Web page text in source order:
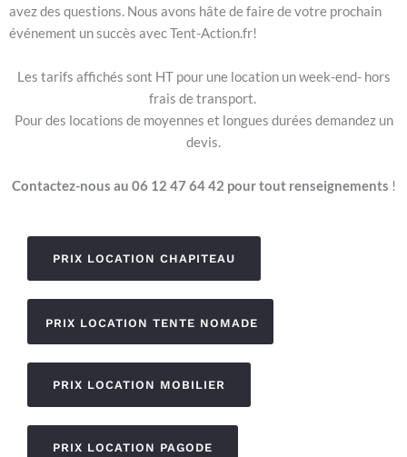
avez des questions. Nous avons hâte de faire de votre prochain
événement un succès avec Tent-Action.fr!
Les tarifs affichés sont HT pour une location un week-end- hors
frais de transport.
Pour des locations de moyennes et longues durées demandez un
devis.
Contactez-nous au 06 12 47 64 42 pour tout renseignements !
PRIX LOCATION CHAPITEAU
PRIX LOCATION TENTE NOMADE
PRIX LOCATION MOBILIER
PRIX LOCATION PAGODE